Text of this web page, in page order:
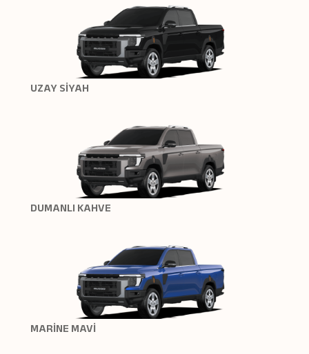
UZAY SİYAH
DUMANLI KAHVE
MARİNE MAVİ